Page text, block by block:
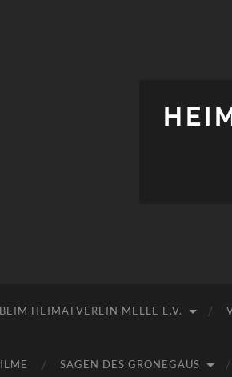
HEIMATVEREIN MELLE E.V.
SAGEN DES GRÖNEGAUS